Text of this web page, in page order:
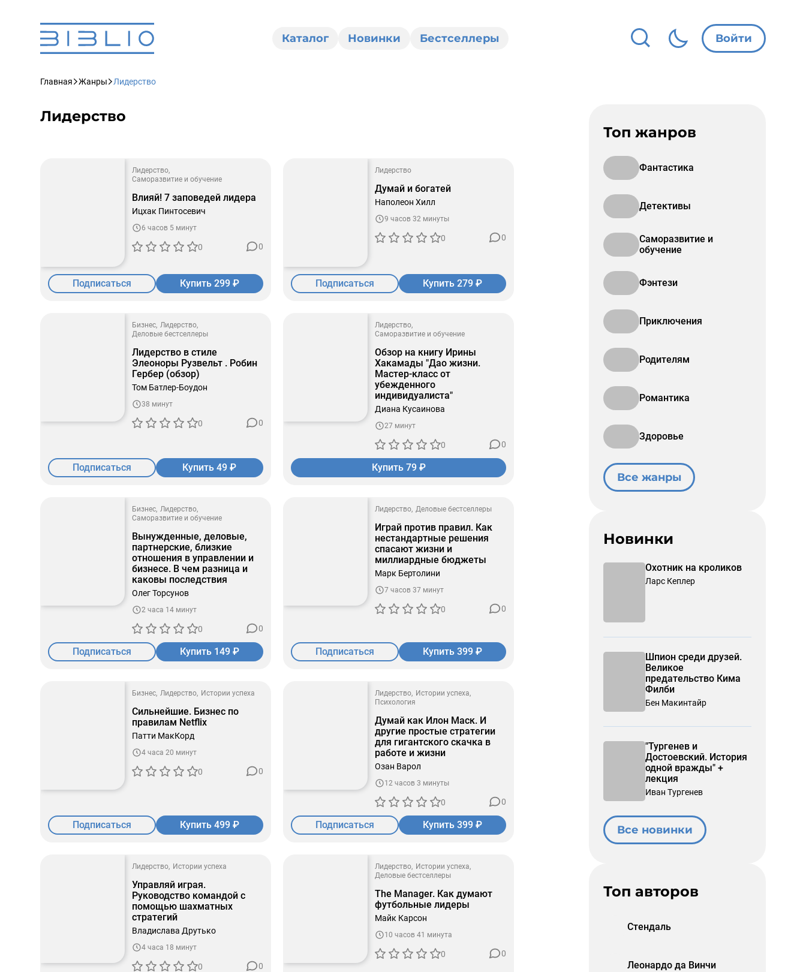
Каталог Новинки Бестселлеры Войти
Главная Жанры Лидерство
Лидерство
Лидерство
Саморазвитие и обучение
Влияй! 7 заповедей лидера
Ицхак Пинтосевич
6 часов 5 минут
0 0
Подписаться Купить 299 ₽
Лидерство
Думай и богатей
Наполеон Хилл
9 часов 32 минуты
0 0
Подписаться Купить 279 ₽
Бизнес Лидерство
Деловые бестселлеры
Лидерство в стиле
Элеоноры Рузвельт . Робин
Гербер (обзор)
Том Батлер-Боудон
38 минут
0 0
Подписаться Купить 49 ₽
Лидерство
Саморазвитие и обучение
Обзор на книгу Ирины
Хакамады "Дао жизни.
Мастер-класс от
убежденного
индивидуалиста"
Диана Кусаинова
27 минут
0 0
Купить 79 ₽
Бизнес Лидерство
Саморазвитие и обучение
Вынужденные, деловые,
партнерские, близкие
отношения в управлении и
бизнесе. В чем разница и
каковы последствия
Олег Торсунов
2 часа 14 минут
0 0
Подписаться Купить 149 ₽
Лидерство Деловые бестселлеры
Играй против правил. Как
нестандартные решения
спасают жизни и
миллиардные бюджеты
Марк Бертолини
7 часов 37 минут
0 0
Подписаться Купить 399 ₽
Бизнес Лидерство Истории успеха
Сильнейшие. Бизнес по
правилам Netflix
Патти МакКорд
4 часа 20 минут
0 0
Подписаться Купить 499 ₽
Лидерство
Истории успеха
Психология
Думай как Илон Маск. И
другие простые стратегии
для гигантского скачка в
работе и жизни
Озан Варол
12 часов 3 минуты
0 0
Подписаться Купить 399 ₽
Лидерство Истории успеха
Управляй играя.
Руководство командой с
помощью шахматных
стратегий
Владислава Друтько
4 часа 18 минут
0 0
Лидерство
Истории успеха
Деловые бестселлеры
The Manager. Как думают
футбольные лидеры
Майк Карсон
10 часов 41 минута
0 0
Топ жанров
Фантастика
Детективы
Саморазвитие и
обучение
Фэнтези
Приключения
Родителям
Романтика
Здоровье
Все жанры
Новинки
Охотник на кроликов
Ларс Кеплер
Шпион среди друзей.
Великое
предательство Кима
Филби
Бен Макинтайр
"Тургенев и
Достоевский. История
одной вражды" +
лекция
Иван Тургенев
Все новинки
Топ авторов
Стендаль
Леонардо да Винчи